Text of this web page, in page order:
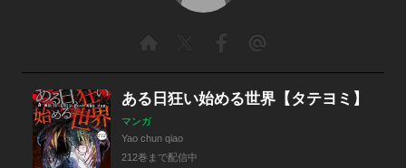
ある日狂い始める世界【タテヨミ】
マンガ
Yao chun qiao
212巻まで配信中